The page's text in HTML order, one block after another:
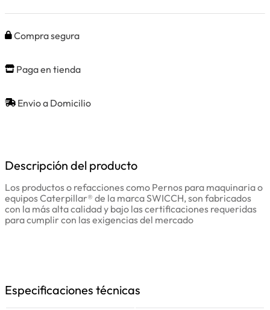
Compra segura
Paga en tienda
Envio a Domicilio
Descripción del producto
Los productos o refacciones como Pernos para maquinaria o
equipos Caterpillar® de la marca SWICCH, son fabricados
con la más alta calidad y bajo las certificaciones requeridas
para cumplir con las exigencias del mercado
Especificaciones técnicas